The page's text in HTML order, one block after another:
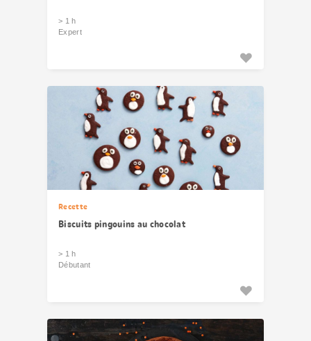
> 1 h
Expert
Recette
Biscuits pingouins au chocolat
> 1 h
Débutant